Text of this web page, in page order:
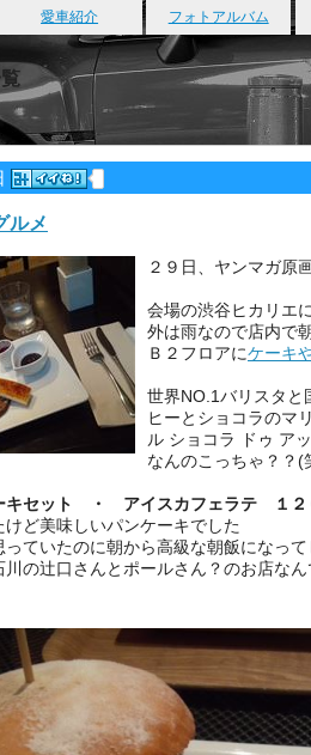
愛車紹介 フォトアルバム
ルメ
２９日、ヤンマガ原
会場の渋谷ヒカリエ
外は雨なので店内で
Ｂ２フロアにケーキ
世界NO.1バリスタと
ヒーとショコラのマ
ル ショコラ ドゥ ア
なんのこっちゃ？？(
キセット ・ アイスカフェラテ １２
けど美味しいパンケーキでした
っていたのに朝から高級な朝飯になっ
川の辻口さんとポールさん？のお店なん